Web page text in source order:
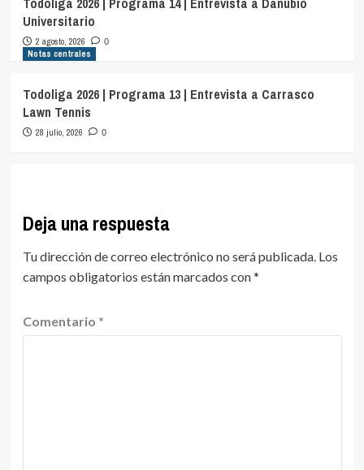
Universitario
2 agosto, 2026 0
Notas centrales
Todoliga 2026 | Programa 13 | Entrevista a Carrasco
Lawn Tennis
28 julio, 2026 0
Deja una respuesta
Tu dirección de correo electrónico no será publicada. Los
campos obligatorios están marcados con*
Comentario *